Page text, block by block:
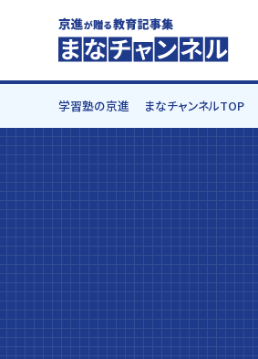
学習塾の京進 まなチャンネルTOP